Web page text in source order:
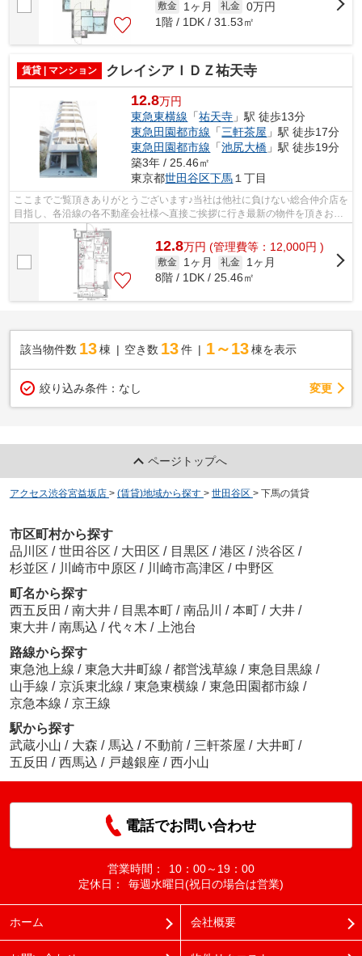
敷金 1ヶ月 礼金 0万円
1階 / 1DK / 31.53㎡
賃貸 | マンション クレイシアＩＤＺ祐天寺
12.8万円
東急東横線 「祐天寺 」駅 徒歩13分
東急田園都市線 「三軒茶屋 」駅 徒歩17分
東急田園都市線 「池尻大橋 」駅 徒歩19分
築3年 / 25.46㎡
東京都世田谷区下馬 １丁目
ここまでご覧頂きありがとうございます♪当社は他社に負けない総合仲介店を
目指し、各沿線の各不動産会社様へ直接ご挨拶に行き最新の物件を頂きお客
様へ提供しております！最新の情報は...
12.8万円 (管理費等：12,000円 )
敷金 1ヶ月 礼金
1ヶ月
8階 / 1DK / 25.46㎡
該当物件数 13棟 空き数 13 件 1～13 棟を表示
絞り込み条件： なし 変更
ページトップへ
アクセス渋谷宮益坂店 > (賃貸)地域から探す > 世田谷区 > 下馬の賃貸
市区町村から探す
品川区 / 世田谷区 / 大田区 / 目黒区 / 港区 / 渋谷区 /
杉並区 / 川崎市中原区 / 川崎市高津区 / 中野区
町名から探す
西五反田 / 南大井 / 目黒本町 / 南品川 / 本町 / 大井 /
東大井 / 南馬込 / 代々木 /
上池台
路線から探す
東急池上線 / 東急大井町線 / 都営浅草線 / 東急目黒線 /
山手線 / 京浜東北線 / 東急東横線 / 東急田園都市線 /
京急本線 / 京王線
駅から探す
武蔵小山 / 大森 / 馬込 / 不動前 / 三軒茶屋 / 大井町 /
五反田 / 西馬込 / 戸越銀座 / 西小山
電話でお問い合わせ
営業時間：
10：00～19：00
定休日：
毎週水曜日(祝日の場合は営業)
ホーム 会社概要